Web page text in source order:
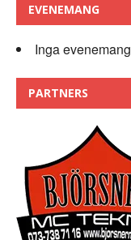
EVENEMANG
Inga evenemang
PARTNERS